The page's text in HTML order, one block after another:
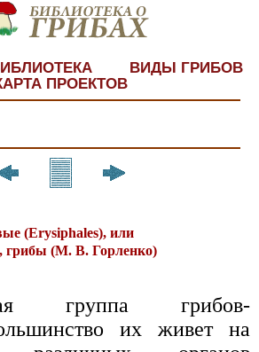
ВИДЫ ГРИБОВ
ПРОЕКТОВ
(Erysiphales), или
грибы (М. В. Горленко)
группа грибов-
их живет на